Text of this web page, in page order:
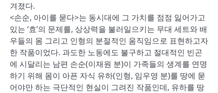
겨졌다.
<손순, 아이를 묻다>는 동시대에 그 가치를 점점 잃어가고
있는 ‘효’의 문제를, 상상력을 불러일으키는 무대 세트와 배
우들의 몸 그리고 인형의 분절적인 움직임으로 표현하고자
한 작품이었다. 과도한 노동에도 불구하고 절대적인 빈곤
에 시달리는 남편 손순(이재원 분)이 가족들의 생계를 연명
하기 위해 몸이 아픈 자식 유하(인형, 임우영 분)를 땅에 묻
어야만 하는 극단적인 현실이 그려진 작품인데, 유하를 땅